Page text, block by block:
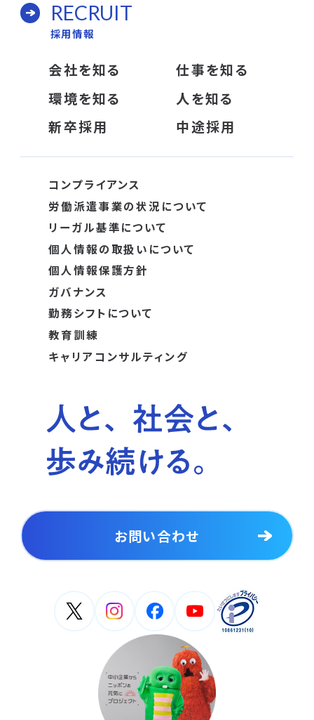
RECRUIT
採用情報
会社を知る
仕事を知る
環境を知る
人を知る
新卒採用
中途採用
コンプライアンス
労働派遣事業の状況について
リーガル基準について
個人情報の取扱いについて
個人情報保護方針
ガバナンス
勤務シフトについて
教育訓練
キャリアコンサルティング
お問い合わせ